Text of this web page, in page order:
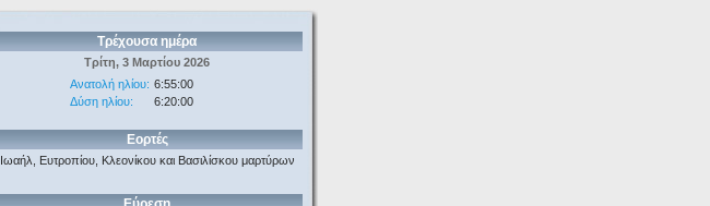
Τρέχουσα ημέρα
Τρίτη, 3 Μαρτίου 2026
Ανατολή ηλίου: 6:55:00
Δύση ηλίου:
6:20:00
Εορτές
Ιωαήλ, Ευτροπίου, Κλεονίκου και Βασιλίσκου μαρτύρων